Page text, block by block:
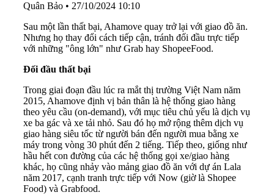
Quân Bảo • 27/10/2024 10:10
Sau một lần thất bại, Ahamove quay trở lại với giao đồ ăn.
Nhưng họ thay đổi cách tiếp cận, tránh đối đầu trực tiếp
với những "ông lớn" như Grab hay ShopeeFood.
Đối đầu thất bại
Trong giai đoạn đầu lúc ra mắt thị trường Việt Nam năm
2015, Ahamove định vị bản thân là hệ thống giao hàng
theo yêu cầu (on-demand), với mục tiêu chủ yếu là dịch vụ
xe ba gác và xe tải nhỏ. Sau đó họ mở rộng thêm dịch vụ
giao hàng siêu tốc từ người bán đến người mua bằng xe
máy trong vòng 30 phút đến 2 tiếng. Tiếp theo, giống như
hầu hết con đường của các hệ thống gọi xe/giao hàng
khác, họ cũng nhảy vào mảng giao đồ ăn với dự án Lala
năm 2017, cạnh tranh trực tiếp với Now (giờ là Shopee
Food) và Grabfood.